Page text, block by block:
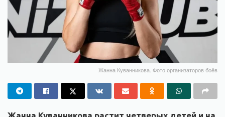
Жанна Куванникова. Фото организаторов боёв